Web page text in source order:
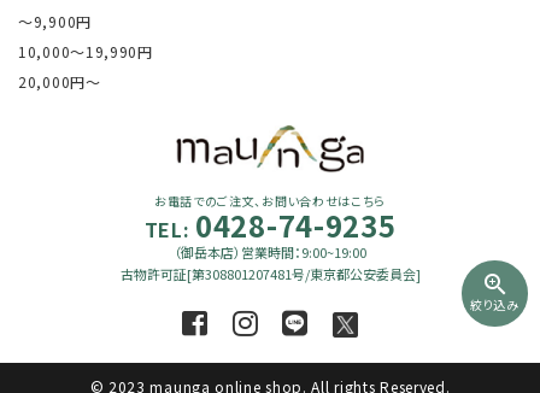
zoom_in
絞り込み
～9,900円
10,000～19,990円
20,000円～
お電話でのご注文、お問い合わせはこちら
TEL: 0428-74-9235
（御岳本店）営業時間：9:00~19:00
古物許可証[第308801207481号/東京都公安委員会]
© 2023 maunga online shop. All rights Reserved.